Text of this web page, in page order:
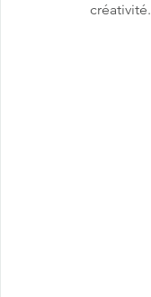
créativité.